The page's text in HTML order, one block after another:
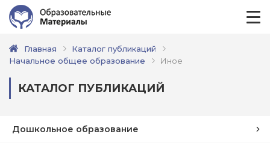
Главная
Каталог публикаций
Начальное общее образование
Иное
КАТАЛОГ ПУБЛИКАЦИЙ
Дошкольное образование